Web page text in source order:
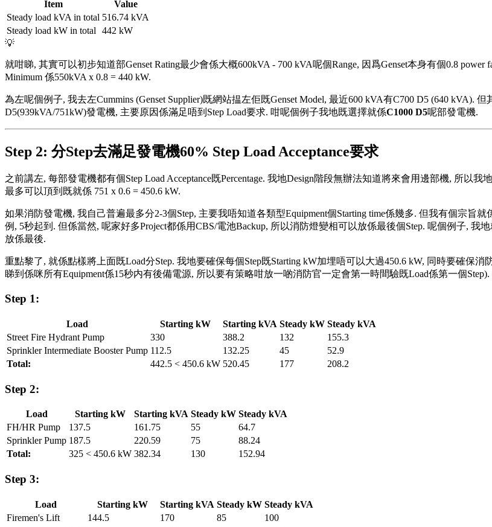
Item
Value
Steady load kVA in total 516.74 kVA
Steady load kW in total
442 kW
💡
就咁睇, 其實可以初步知道部Genset Rating最少會係大概600kVA - 700 kVA呢個Range, 因爲Genset本身有個0.8
Minimum 係550kVA x 0.8 = 440 kW.
為左呢個例子, 我去左Cummins (Genset Supplier)既網站揾左佢既Genset Model, 最近600 kVA有C700 D5 (640 kVA).
D5(939kVA/751kW)發電機, 主要原因係滿足唔到Step Load要求. 咁呢個例子我地既選擇就係C1000 D5呢部發電機.
Step 2: 分Step去滿足發電機60% Step Load Acceptance要求
之前講左, 每部發電機都有個Step Load Acceptance既Percentage. 我地Design階段無辦法知道將來會用邊部機, 所以
最多可以頂到既就係 751 x 0.6 = 450.6 kW.
如果消防發電機, 我自己普遍最多分2-3個Step, 主要我唔知道各類型Equipment個Starting time係幾多. 但我有個宗旨
例, 5秒起到. 但係當然, 呢家好多Project都係用CBS/電池Backup, 所以消防燈變相可以放係最後個Step. 呢個例子, 我
放係最後.
重點黎了, 就係點樣將上面既Load分Step. 我地要確保每個Step既Starting kW加埋唔可以大過450.6 kW, 同時要確保
睇到係咪所有Equipment係15秒内有後備電源, 所以要有策略咁放一啲消防官一定會第一時間驗既Load係第一個
Step 1:
Load Starting kW Starting kVA Steady kW Steady kVA
Street Fire Hydrant Pump
330 388.2 132
155.3
Sprinkler Intermediate Booster Pump 112.5 132.25 45
52.9
Total:
442.5 < 450.6 kW 520.45 177 208.2
Step 2:
Load Starting kW Starting kVA Steady kW Steady kVA
FH/HR Pump
137.5 161.75 55
64.7
Sprinkler Pump 187.5 220.59 75
88.24
Total:
325 < 450.6 kW 382.34 130 152.94
Step 3:
Load Starting kW Starting kVA Steady kW Steady kVA
Firemen's Lift
144.5 170 85
100